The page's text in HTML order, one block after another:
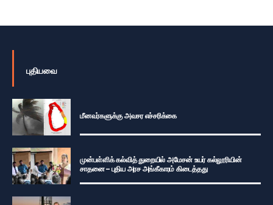
புதியவை
மீனவர்களுக்கு அவசர எச்சரிக்கை
முன்பள்ளிக் கல்வித் துறையில் அமேசன் உயர் கல்லூரியின்
சாதனை – புதிய அரச அங்கீகாரம் கிடைத்தது